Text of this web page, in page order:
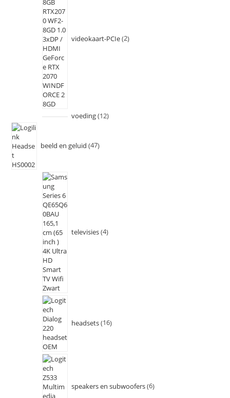
videokaart-PCIe 2
voeding 12
beeld en geluid 47
televisies 4
headsets 16
speakers en subwoofers 6